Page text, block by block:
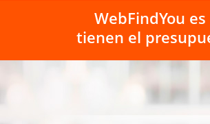
WebFindYou
tienen el